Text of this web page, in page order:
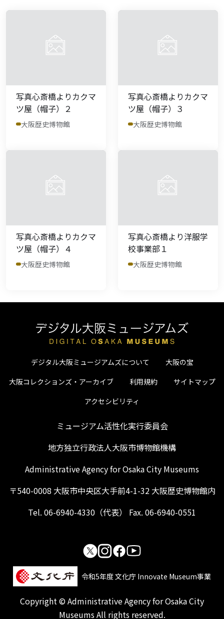
写真心斎橋よりカクマ
ツ屋（帽子）２
大阪歴史博物館
写真心斎橋よりカクマ
ツ屋（帽子）３
大阪歴史博物館
写真心斎橋よりカクマ
ツ屋（帽子）４
大阪歴史博物館
写真心斎橋より洋服学
校事業部１
大阪歴史博物館
デジタル大阪ミュージアムズについて
大阪の宝
大阪コレクションズ・アーカイブ
利用規約
サイトマップ
アクセシビリティ
ミュージアム活性化実行委員会
地方独立行政法人大阪市博物館機構
Administrative Agency for Osaka City Museums
〒540-0008 大阪市中央区大手前4-1-32 大阪歴史博物館内
Tel. 06-6940-4330（代表） Fax. 06-6940-0551
令和5年度 文化庁 Innovate Museum事業
Copyright © Administrative Agency for Osaka City
Museums All rights reserved.